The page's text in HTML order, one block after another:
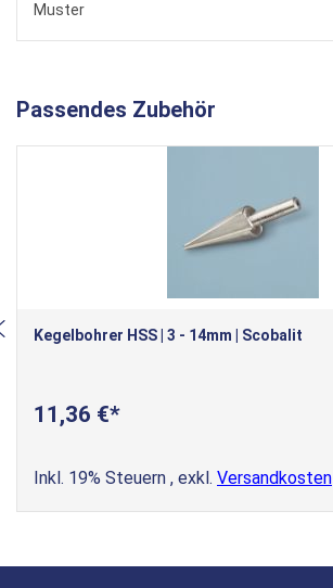
Muster
Passendes Zubehör
Kegelbohrer HSS | 3 - 14mm | Scobalit
11,36 €
Inkl. 19% Steuern , exkl. Versandkosten